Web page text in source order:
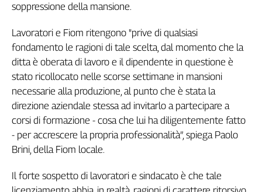
Fiom
Flai
Flc
Slc
Caaf
Speciali
G8
soppressione della mansione.
Lavoratori e Fiom ritengono "prive di qualsiasi
fondamento le ragioni di tale scelta, dal momento che la
ditta è oberata di lavoro e il dipendente in questione è
stato ricollocato nelle scorse settimane in mansioni
necessarie alla produzione, al punto che è stata la
direzione aziendale stessa ad invitarlo a partecipare a
corsi di formazione - cosa che lui ha diligentemente fatto
- per accrescere la propria professionalità”, spiega Paolo
Brini, della Fiom locale.
Il forte sospetto di lavoratori e sindacato è che tale